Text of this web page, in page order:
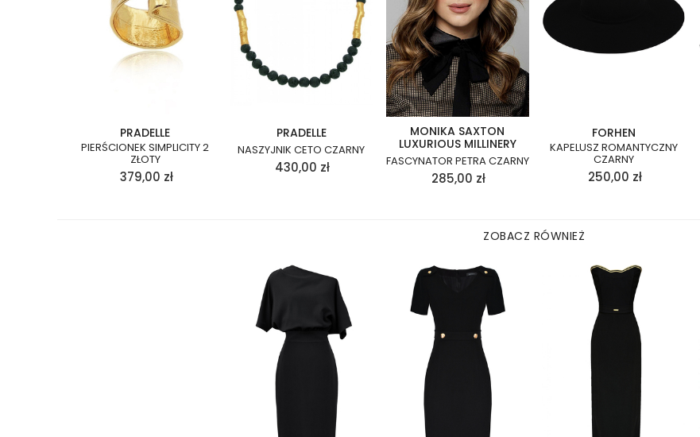
PRADELLE
PIERŚCIONEK SIMPLICITY 2
ZŁOTY
379,00 zł
PRADELLE
NASZYJNIK CETO CZARNY
430,00 zł
MONIKA SAXTON
LUXURIOUS MILLINERY
FASCYNATOR PETRA CZARNY
285,00 zł
FORHEN
KAPELUSZ ROMANTYCZNY
CZARNY
250,00 zł
ZOBACZ RÓWNIEŻ